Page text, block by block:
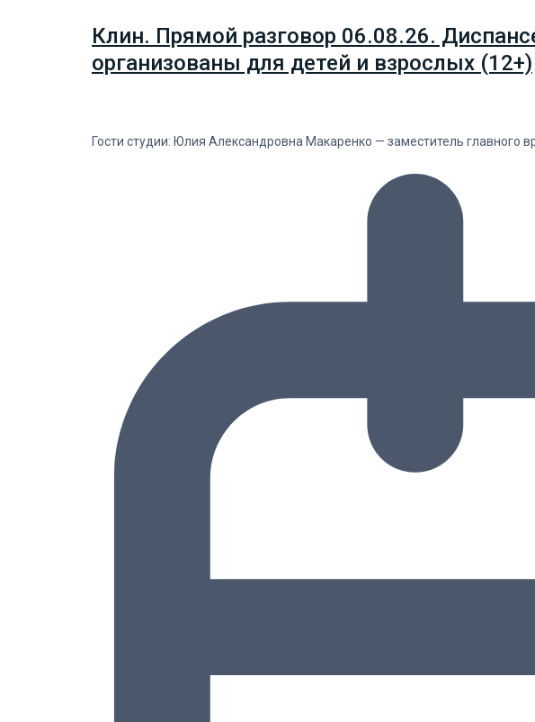
Клин. Прямой разговор 06.08.26.
организованы для детей и взрослых (12+)
Гости студии: Юлия Александровна Макаренко — заместитель